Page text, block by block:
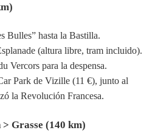
Bulles” hasta la Bastilla.
(altura libre, tram incluido).
Vercors para la despensa.
Park de Vizille (11 €), junto al
la Revolución Francesa.
Grasse (140 km)